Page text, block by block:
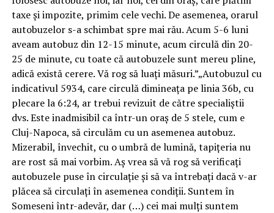
taxe și impozite, primim cele vechi. De asemenea, orarul
autobuzelor s-a schimbat spre mai rău. Acum 5-6 luni
aveam autobuz din 12-15 minute, acum circulă din 20-
25 de minute, cu toate că autobuzele sunt mereu pline,
adică există cerere. Vă rog să luați măsuri.”„Autobuzul cu
indicativul 5934, care circulă dimineața pe linia 36b, cu
plecare la 6:24, ar trebui revizuit de către specialiștii
dvs. Este inadmisibil ca într-un oraș de 5 stele, cum e
Cluj-Napoca, să circulăm cu un asemenea autobuz.
Mizerabil, învechit, cu o umbră de lumină, tapițeria nu
are rost să mai vorbim. Aș vrea să vă rog să verificați
autobuzele puse în circulație și să va întrebați dacă v-ar
plăcea să circulați în asemenea condiții. Suntem în
Someseni într-adevăr, dar (…) cei mai mulți suntem